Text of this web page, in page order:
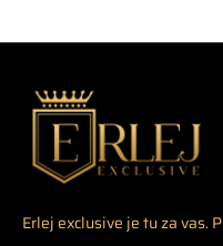
Erlej exclusive je tu za vas.